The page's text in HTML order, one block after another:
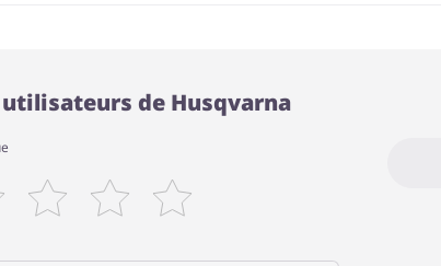
de Husqvarna